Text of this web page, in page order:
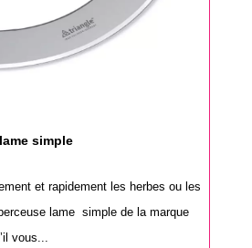
simple
et rapidement les herbes ou les
lame simple de la marque
vous...